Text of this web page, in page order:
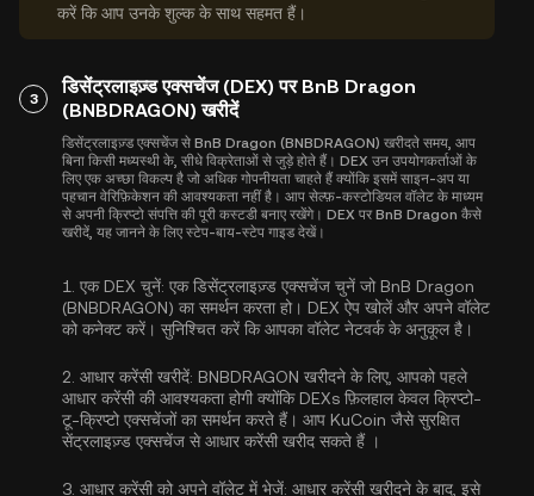
करें कि आप उनके शुल्क के साथ सहमत हैं।
3
डिसेंट्रलाइज़्ड एक्सचेंज (DEX) पर BnB Dragon
(BNBDRAGON) खरीदें
डिसेंट्रलाइज़्ड एक्सचेंज से BnB Dragon (BNBDRAGON) खरीदते समय, आप
बिना किसी मध्यस्थी के, सीधे विक्रेताओं से जुड़े होते हैं। DEX उन उपयोगकर्ताओं के
लिए एक अच्छा विकल्प है जो अधिक गोपनीयता चाहते हैं क्योंकि इसमें साइन-अप या
पहचान वेरिफ़िकेशन की आवश्यकता नहीं है। आप सेल्फ़-कस्टोडियल वॉलेट के माध्यम
से अपनी क्रिप्टो संपत्ति की पूरी कस्टडी बनाए रखेंगे। DEX पर BnB Dragon कैसे
खरीदें, यह जानने के लिए स्टेप-बाय-स्टेप गाइड देखें।
1. एक DEX चुनें: एक डिसेंट्रलाइज़्ड एक्सचेंज चुनें जो BnB Dragon
(BNBDRAGON) का समर्थन करता हो। DEX ऐप खोलें और अपने वॉलेट
को कनेक्ट करें। सुनिश्चित करें कि आपका वॉलेट नेटवर्क के अनुकूल है।
2. आधार करेंसी खरीदें: BNBDRAGON खरीदने के लिए, आपको पहले
आधार करेंसी की आवश्यकता होगी क्योंकि DEXs फ़िलहाल केवल क्रिप्टो-
टू-क्रिप्टो एक्सचेंजों का समर्थन करते हैं। आप KuCoin जैसे सुरक्षित
सेंट्रलाइज़्ड एक्सचेंज सेआधार करेंसी खरीद सकते हैं ।
3. आधार करेंसी को अपने वॉलेट में भेजें: आधार करेंसी खरीदने के बाद, इसे